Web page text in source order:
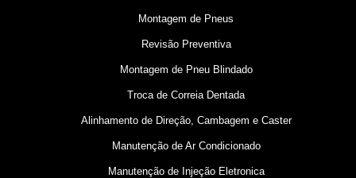
Montagem de Pneus
Revisão Preventiva
Montagem de Pneu Blindado
Troca de Correia Dentada
Alinhamento de Direção, Cambagem e Caster
Manutenção de Ar Condicionado
Manutenção de Injeção Eletronica